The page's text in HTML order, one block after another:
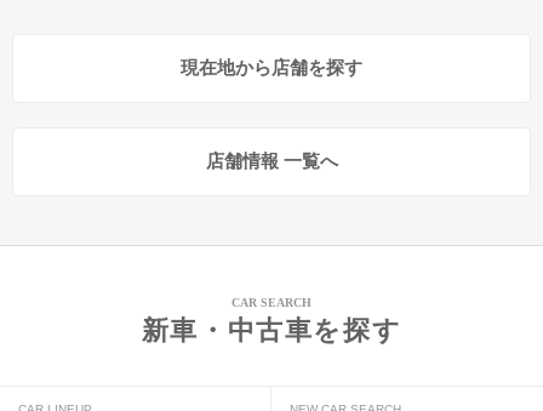
現在地から店舗を探す
店舗情報 一覧へ
CAR SEARCH
新車・中古車を探す